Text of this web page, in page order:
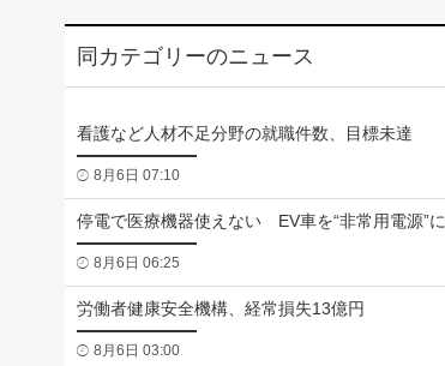
同カテゴリーのニュース
看護など人材不足分野の就職件数、目標未達
8月6日 07:10
停電で医療機器使えない EV車を“非常用電源”に
8月6日 06:25
労働者健康安全機構、経常損失13億円
8月6日 03:00